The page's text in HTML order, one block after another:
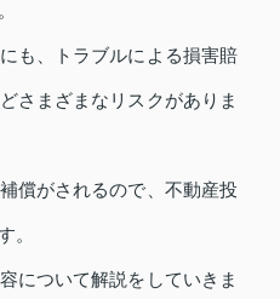
も、トラブルによる損害賠
さまざまなリスクがありま
償がされるので、不動産投
。
について解説をしていきま